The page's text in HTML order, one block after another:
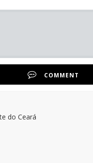
COMMENT
do Ceará